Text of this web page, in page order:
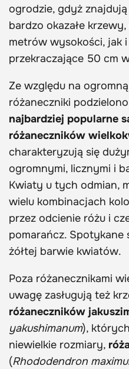
ogrodzie, gdyż
bardzo okazałe
metrów wysokości, jak
przekraczające 50 cm
Ze względu na
różaneczniki
najbardziej popularne
różaneczników
charakteryzują się
ogromnymi, licznymi i
Kwiaty u tych odmian,
wielu kombinacjach
przez odcienie różu i
pomarańcz. Spotykane
żółtej barwie kwiatów.
Poza różanecznikami
uwagę zasługują też
różaneczników
yakushimanum),
niewielkie rozmiary,
(Rhododendron